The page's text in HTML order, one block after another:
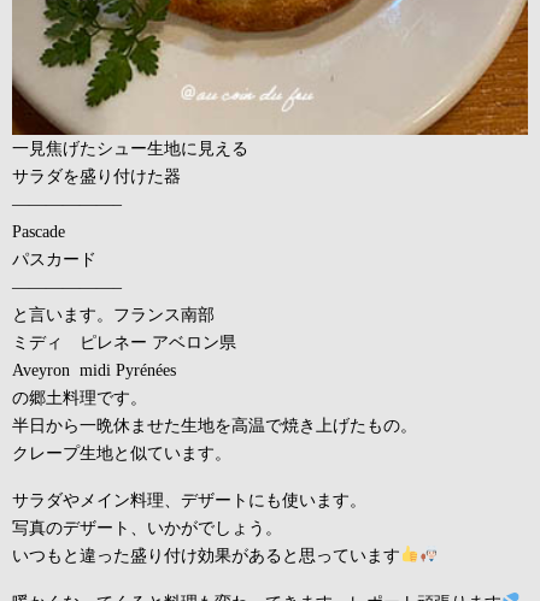
一見焦げたシュー生地に見える
サラダを盛り付けた器
——————–
Pascade
パスカード
——————–
と言います。フランス南部
ミディ ピレネー アベロン県
Aveyron midi Pyrénées
の郷土料理です。
半日から一晩休ませた生地を高温で焼き上げたもの。
クレープ生地と似ています。
サラダやメイン料理、デザートにも使います。
写真のデザート、いかがでしょう。
いつもと違った盛り付け効果があると思っています